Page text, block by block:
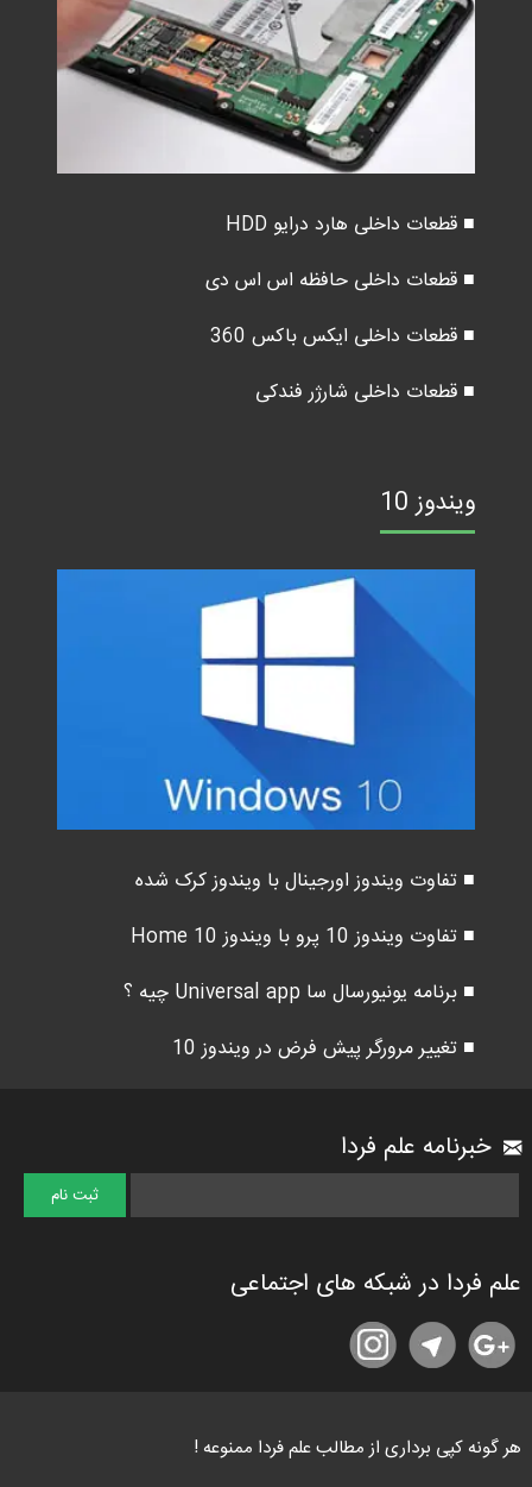
■ قطعات داخلی هارد درایو HDD
■ قطعات داخلی حافظه اس اس دی
■ قطعات داخلی ایکس باکس 360
■ قطعات داخلی شارژر فندکی
ویندوز 10
■ تفاوت ویندوز اورجینال با ویندوز کرک شده
■ تفاوت ویندوز 10 پرو با ویندوز 10 Home
■ برنامه یونیورسال سا Universal app چیه ؟
■ تغییر مرورگر پیش فرض در ویندوز 10
خبرنامه علم فردا
علم فردا در شبکه های اجتماعی
هر گونه کپی برداری از مطالب علم فردا ممنوعه !